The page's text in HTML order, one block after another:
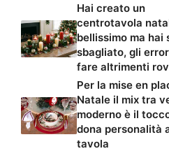
Hai creato un
centrotavola
bellissimo ma hai
sbagliato, gli
fare altrimenti
Per la mise en
Natale il mix tra
moderno è il
dona personalità
tavola